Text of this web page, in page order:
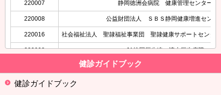
220007 静岡徳洲会病院 健康管理センター
220008 公益財団法人 ＳＢＳ静岡健康増進センタ
220016 社会福祉法人 聖隷福祉事業団 聖隷健康サポートセンタ
220003 JA静岡厚生連 清水厚生病院
一般社団法人 静岡市清水医師会 健診セン
220143 独立行政法人地域医療機能推進機構 清水さくら病院（
健診ガイドブック
健診ガイドブック